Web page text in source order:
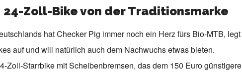
24-Zoll-Bike von der Traditionsmarke
hat Checker Pig immer noch ein Herz fürs Bio-MTB, legt
auf und will natürlich auch dem Nachwuchs etwas bieten.
Zoll-Starrbike mit Scheibenbremsen, das dem 150 Euro